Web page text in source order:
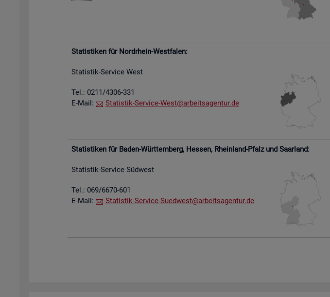
Sta­tis­ti­ken für Nord­rhein-West­fa­len:
Sta­tis­tik-Ser­vice West
Tel.: 0211/4306-331
E-Mail:
Sta­tis­tik-Ser­vice-West@​arb​eits​agen​tur.​de
Sta­tis­ti­ken für Baden-Würt­tem­berg, Hes­sen, Rhein­land-Pfalz und Saar­land:
Sta­tis­tik-Ser­vice Süd­west
Tel.: 069/6670-601
E-Mail:
Sta­tis­tik-Ser­vice-Su­ed­west@​arb​eits​agen​tur.​de